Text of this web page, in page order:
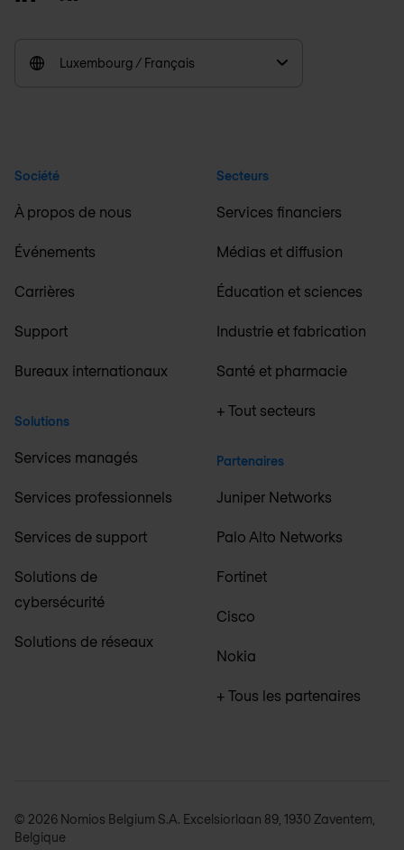
Luxembourg / Français
Société
À propos de nous
Événements
Carrières
Support
Bureaux internationaux
Solutions
Services managés
Services professionnels
Services de support
Solutions de
cybersécurité
Solutions de réseaux
Secteurs
Services financiers
Médias et diffusion
Éducation et sciences
Industrie et fabrication
Santé et pharmacie
+ Tout secteurs
Partenaires
Juniper Networks
Palo Alto Networks
Fortinet
Cisco
Nokia
+ Tous les partenaires
© 2026 Nomios Belgium S.A. Excelsiorlaan 89, 1930 Zaventem,
Belgique